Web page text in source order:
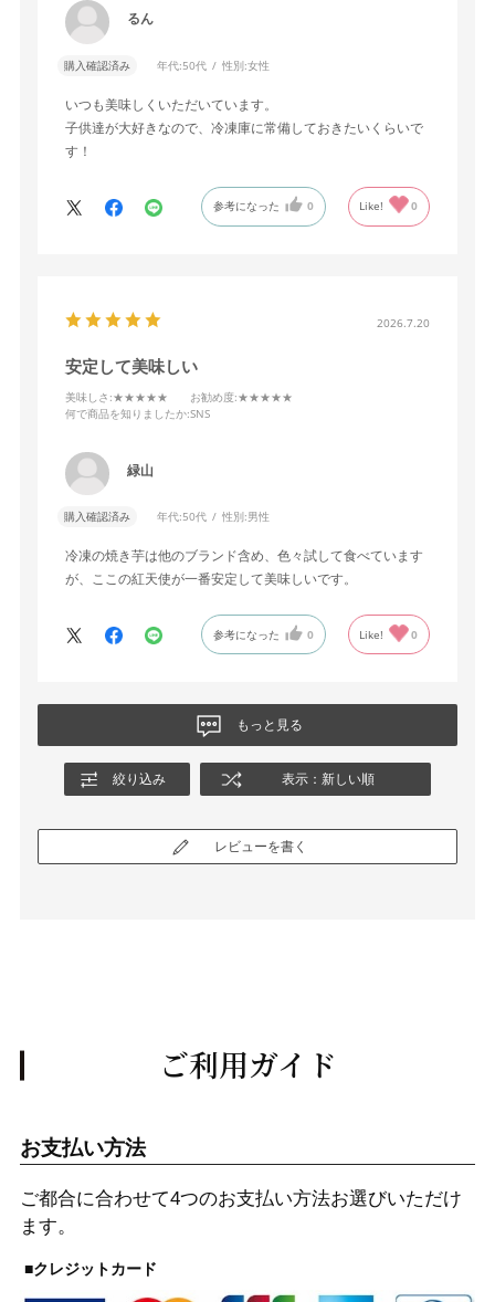
るん
購入確認済み 年代:50代 性別:女性
いつも美味しくいただいています。
子供達が大好きなので、冷凍庫に常備しておきたいくらいで
す！
参考になった 0 Like! 0
2026.7.20
安定して美味しい
美味しさ :★★★★★ お勧め度:★★★★★
何で商品を知りましたか:SNS
緑山
購入確認済み 年代:50代 性別:男性
冷凍の焼き芋は他のブランド含め、色々試して食べています
が、ここの紅天使が一番安定して美味しいです。
参考になった 0 Like! 0
もっと見る
絞り込み 表示：新しい順
レビューを書く
ご利用ガイド
お支払い方法
ご都合に合わせて4つのお支払い方法お選びいただけ
ます。
■クレジットカード